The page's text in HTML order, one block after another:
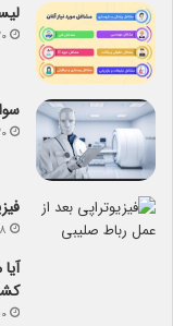
۲۰
۲۰
۸ آذر ۱۴۰۲
۱۰